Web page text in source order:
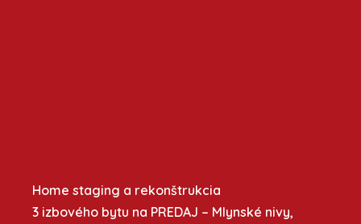
Home staging a rekonštrukcia
3 izbového bytu na PREDAJ – Mlynské nivy,